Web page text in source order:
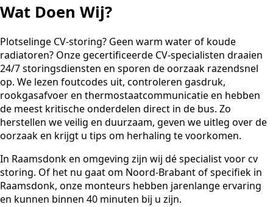
Wat Doen Wij?
Plotselinge CV-storing? Geen warm water of koude
radiatoren? Onze gecertificeerde CV-specialisten draaien
24/7 storingsdiensten en sporen de oorzaak razendsnel
op. We lezen foutcodes uit, controleren gasdruk,
rookgasafvoer en thermostaatcommunicatie en hebben
de meest kritische onderdelen direct in de bus. Zo
herstellen we veilig en duurzaam, geven we uitleg over de
oorzaak en krijgt u tips om herhaling te voorkomen.
In Raamsdonk en omgeving zijn wij dé specialist voor cv
storing. Of het nu gaat om Noord-Brabant of specifiek in
Raamsdonk, onze monteurs hebben jarenlange ervaring
en kunnen binnen 40 minuten bij u zijn.